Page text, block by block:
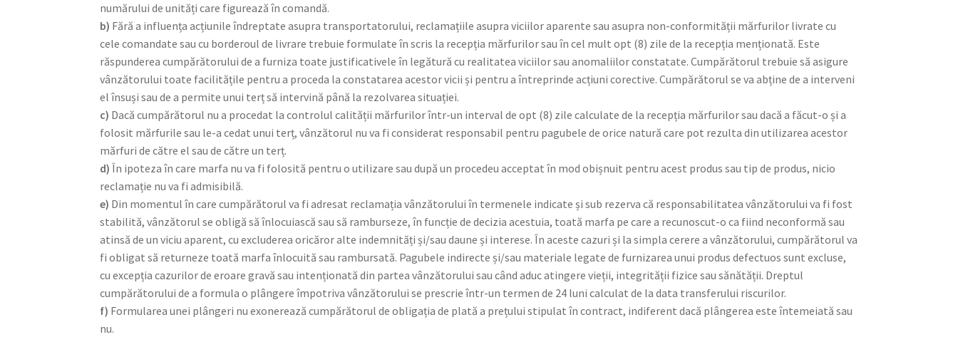
numărului de unități care figurează în comandă.
b) Fără a influența acțiunile îndreptate asupra transportatorului, reclamațiile asupra viciilor aparente sau asupra non-conformității mărfurilor livrate cu
cele comandate sau cu borderoul de livrare trebuie formulate în scris la recepția mărfurilor sau în cel mult opt (8) zile de la recepția menționată. Este
răspunderea cumpărătorului de a furniza toate justificativele în legătură cu realitatea viciilor sau anomaliilor constatate. Cumpărătorul trebuie să asigure
vânzătorului toate facilitățile pentru a proceda la constatarea acestor vicii și pentru a întreprinde acțiuni corective. Cumpărătorul se va abține de a interveni
el însuși sau de a permite unui terț să intervină până la rezolvarea situației.
c) Dacă cumpărătorul nu a procedat la controlul calității mărfurilor într-un interval de opt (8) zile calculate de la recepția mărfurilor sau dacă a făcut-o și a
folosit mărfurile sau le-a cedat unui terț, vânzătorul nu va fi considerat responsabil pentru pagubele de orice natură care pot rezulta din utilizarea acestor
mărfuri de către el sau de către un terț.
d) În ipoteza în care marfa nu va fi folosită pentru o utilizare sau după un procedeu acceptat în mod obișnuit pentru acest produs sau tip de produs, nicio
reclamație nu va fi admisibilă.
e) Din momentul în care cumpărătorul va fi adresat reclamația vânzătorului în termenele indicate și sub rezerva că responsabilitatea vânzătorului va fi fost
stabilită, vânzătorul se obligă să înlocuiască sau să ramburseze, în funcție de decizia acestuia, toată marfa pe care a recunoscut-o ca fiind neconformă sau
atinsă de un viciu aparent, cu excluderea oricăror alte indemnități și/sau daune și interese. În aceste cazuri și la simpla cerere a vânzătorului, cumpărătorul va
fi obligat să returneze toată marfa înlocuită sau rambursată. Pagubele indirecte și/sau materiale legate de furnizarea unui produs defectuos sunt excluse,
cu excepția cazurilor de eroare gravă sau intenționată din partea vânzătorului sau când aduc atingere vieții, integrității fizice sau sănătății. Dreptul
cumpărătorului de a formula o plângere împotriva vânzătorului se prescrie într-un termen de 24 luni calculat de la data transferului riscurilor.
f) Formularea unei plângeri nu exonerează cumpărătorul de obligația de plată a prețului stipulat în contract, indiferent dacă plângerea este întemeiată sau
nu.